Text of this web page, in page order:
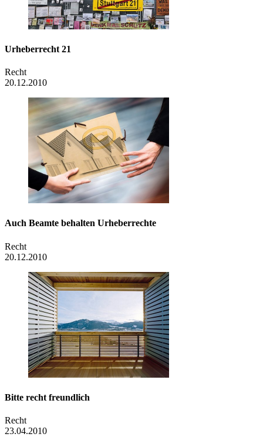
Urheberrecht 21
Recht
20.12.2010
Auch Beamte behalten Urheberrechte
Recht
20.12.2010
Bitte recht freundlich
Recht
23.04.2010